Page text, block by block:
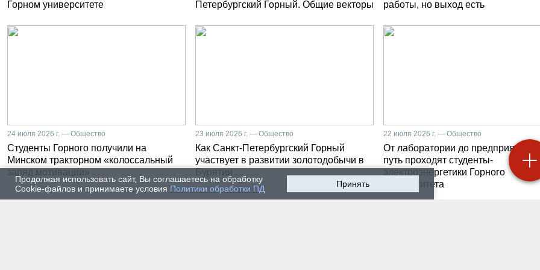
Продолжая использовать сайт, Вы соглашаетесь на обработку
Cookie-файлов и принимаете условия Политики обработки ПД Принять
Горном университете
Петербургский Горный. Общие векторы
работы, но выход есть
24 июля 2026 г. — Общество
Студенты Горного получили на
Минском тракторном «колоссальный
заряд мотивации»
23 июля 2026 г. — Общество
Как Санкт-Петербургский Горный
участвует в развитии золотодобычи в
Бурятии
22 июля 2026 г. — Общество
От лаборатории до предприятия:
путь проходят студенты-
электроэнергетики Горного
университета